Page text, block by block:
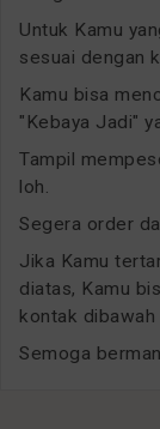
Untuk Kamu
sesuai dengan
Kamu bisa
"Kebaya Jadi"
Tampil
loh.
Segera order
Jika Kamu
diatas, Kamu
kontak dibawah
Semoga